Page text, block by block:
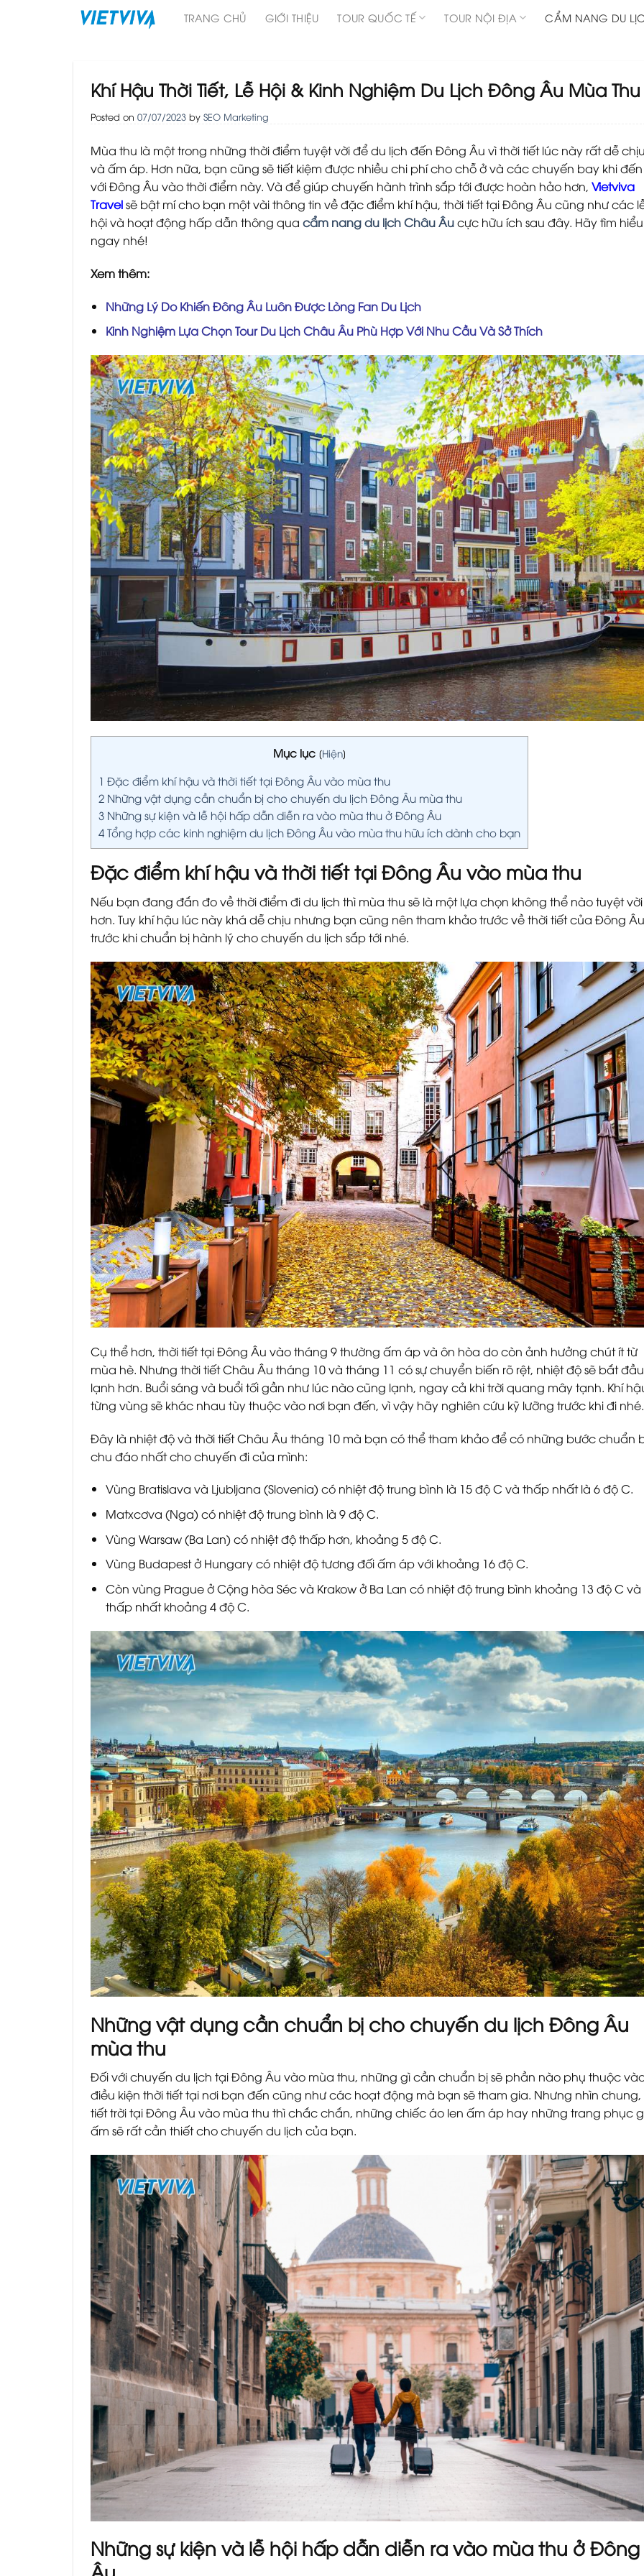
TRANG CHỦ GIỚI THIỆU TOUR QUỐC TẾ TOUR NỘI ĐỊA CẨM NANG DU
Khí Hậu Thời Tiết, Lễ Hội & Kinh Nghiệm Du Lịch Đông Âu Mùa Thu
Posted on 07/07/2023 by SEO Marketing
Mùa thu là một trong những thời điểm tuyệt vời để du lịch đến Đông Âu vì thời tiết lúc này rất dễ
và ấm áp. Hơn nữa, bạn cũng sẽ tiết kiệm được nhiều chi phí cho chỗ ở và các chuyến bay khi đến
với Đông Âu vào thời điểm này. Và để giúp chuyến hành trình sắp tới được hoàn hảo hơn, Vietviva
Travelsẽ bật mí cho bạn một vài thông tin về đặc điểm khí hậu, thời tiết tại Đông Âu cũng như các
hội và hoạt động hấp dẫn thông qua cẩm nang du lịch Châu Âucực hữu ích sau đây. Hãy tìm hiểu
ngay nhé!
Xem thêm:
Những Lý Do Khiến Đông Âu Luôn Được Lòng Fan Du Lịch
Kinh Nghiệm Lựa Chọn Tour Du Lịch Châu Âu Phù Hợp Với Nhu Cầu Và Sở Thích
Mục lục [Hiện]
1 Đặc điểm khí hậu và thời tiết tại Đông Âu vào mùa thu
2 Những vật dụng cần chuẩn bị cho chuyến du lịch Đông Âu mùa thu
3 Những sự kiện và lễ hội hấp dẫn diễn ra vào mùa thu ở Đông Âu
4 Tổng hợp các kinh nghiệm du lịch Đông Âu vào mùa thu hữu ích dành cho bạn
Đặc điểm khí hậu và thời tiết tại Đông Âu vào mùa thu
Nếu bạn đang đắn đo về thời điểm đi du lịch thì mùa thu sẽ là một lựa chọn không thể nào tuyệt vời
hơn. Tuy khí hậu lúc này khá dễ chịu nhưng bạn cũng nên tham khảo trước về thời tiết của Đông Âu
trước khi chuẩn bị hành lý cho chuyến du lịch sắp tới nhé.
Cụ thể hơn, thời tiết tại Đông Âu vào tháng 9 thường ấm áp và ôn hòa do còn ảnh hưởng chút ít từ
mùa hè. Nhưng thời tiết Châu Âu tháng 10 và tháng 11 có sự chuyển biến rõ rệt, nhiệt độ sẽ bắt đầu
lạnh hơn. Buổi sáng và buổi tối gần như lúc nào cũng lạnh, ngay cả khi trời quang mây tạnh. Khí
từng vùng sẽ khác nhau tùy thuộc vào nơi bạn đến, vì vậy hãy nghiên cứu kỹ lưỡng trước khi đi nhé.
Đây là nhiệt độ và thời tiết Châu Âu tháng 10 mà bạn có thể tham khảo để có những bước chuẩn
chu đáo nhất cho chuyến đi của mình:
Vùng Bratislava và Ljubljana (Slovenia) có nhiệt độ trung bình là 15 độ C và thấp nhất là 6 độ C.
Matxcơva (Nga) có nhiệt độ trung bình là 9 độ C.
Vùng Warsaw (Ba Lan) có nhiệt độ thấp hơn, khoảng 5 độ C.
Vùng Budapest ở Hungary có nhiệt độ tương đối ấm áp với khoảng 16 độ C.
Còn vùng Prague ở Cộng hòa Séc và Krakow ở Ba Lan có nhiệt độ trung bình khoảng 13 độ C và
thấp nhất khoảng 4 độ C.
Những vật dụng cần chuẩn bị cho chuyến du lịch Đông Âu
mùa thu
Đối với chuyến du lịch tại Đông Âu vào mùa thu, những gì cần chuẩn bị sẽ phần nào phụ thuộc
điều kiện thời tiết tại nơi bạn đến cũng như các hoạt động mà bạn sẽ tham gia. Nhưng nhìn chung,
tiết trời tại Đông Âu vào mùa thu thì chắc chắn, những chiếc áo len ấm áp hay những trang phục
ấm sẽ rất cần thiết cho chuyến du lịch của bạn.
Những sự kiện và lễ hội hấp dẫn diễn ra vào mùa thu ở Đông